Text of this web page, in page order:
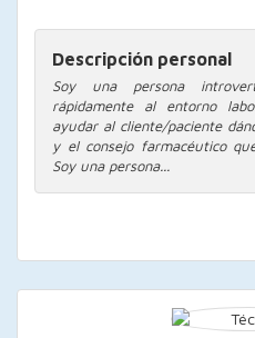
Descripción personal
Soy una persona
rápidamente al entorno
ayudar al cliente/paciente
y el consejo farmacéutico
Soy una persona...